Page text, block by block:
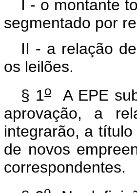
I - o montante
segmentado por
II - a relação
os leilões.
§ 1oA EPE
aprovação, a
integrarão, a
de novos
correspondentes.